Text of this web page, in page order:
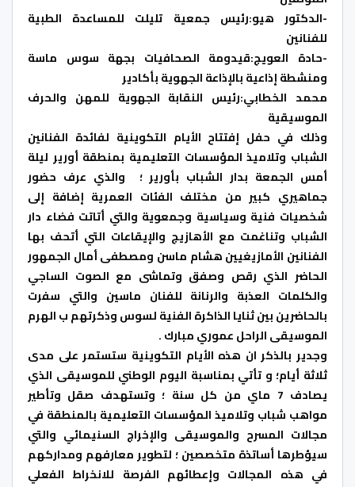
-الدكتور هيو:رئيس جمعية تليلت للمساعدة الطبية
للفنانين
-حادة العويج:قيدومة الصحافيات بجهة سوس ماسة
ومنشطة إذاعية بالإذاعة الجهوية بأكادير
محمد الخطابي:رئيس النقابة الجهوية للمهن والحرف
الموسيقية
وذلك في حفل إفتتاح الأيام التكوينية لفائدة الفنانين
الشباب وتلاميذ المؤسسات التعليمية بمنطقة أورير ليلة
أمس الجمعة بدار الشباب بأورير ؛ والذي عرف حضور
جماهيري كبير من مختلف الفئات العمرية إضافة إلى
شخصيات فنية وسياسية وجمعوية والتي أتاتت فضاء دار
الشباب وتناغمت مع الأهازيج والإيقاعات التي أتحف بها
الفنانين الأمازيغيين هشام ماسن ومصطفى أمال الجمهور
الحاضر الذي رقص وصفق وتماشى مع الصوت الساجي
والكلمات العذبة والرنانة للفنان ماسين والتي سفرت
بالحاضرين بين ثنايا الذاكرة الفنية لسوس وذكرتهم ب الهرم
الموسيقى الراحل عموري مبارك .
وجدير بالذكر ان هذه الأيام التكوينية ستستمر على مدى
ثلاثة أيام؛ و تأتي بمناسبة اليوم الوطني للموسيقى الذي
يصادف 7 ماي من كل سنة ؛ وتستهدف صقل وتأطير
مواهب شباب وتلاميذ المؤسسات التعليمية بالمنطقة في
مجالات المسرح والموسيقى والإخراج السنيمائي والتي
سيؤطرها أساتذة متخصصين ؛ لتطوير معارفهم ومداركهم
في هذه المجالات وإعطائهم الفرصة للانخراط الفعلي